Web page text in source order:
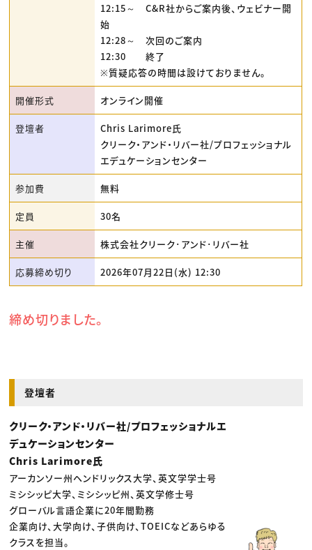
12:15～ C&R社からご案内後、ウェビナー開
始
12:28～ 次回のご案内
12:30 終了
※質疑応答の時間は設けておりません。
開催形式 オンライン開催
登壇者
Chris Larimore氏
クリーク・アンド・リバー社/プロフェッショナル
エデュケーションセンター
参加費 無料
定員 30名
主催 株式会社クリーク･アンド･リバー社
応募締め切り 2026年07月22日(水) 12:30
締め切りました。
登壇者
クリーク・アンド・リバー社/プロフェッショナルエ
デュケーションセンター
Chris Larimore氏
アーカンソー州ヘンドリックス大学、英文学学士号
ミシシッピ大学、ミシシッピ州、英文学修士号
グローバル言語企業に20年間勤務
企業向け、大学向け、子供向け、TOEICなどあらゆる
クラスを担当。